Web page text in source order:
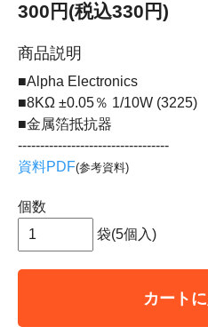
300円(税込330円)
商品説明
■Alpha Electronics
■8KΩ ±0.05％ 1/10W (3225)
■金属箔抵抗器
----------------------------------
資料PDF(参考資料)
個数
袋(5個入)
カート